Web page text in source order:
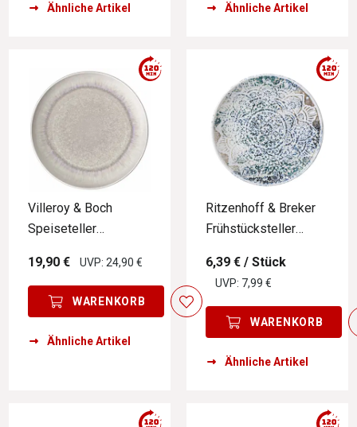
Ähnliche Artikel Ähnliche Artikel
Villeroy & Boch
Speiseteller
19,90 €
UVP: 24,90 €
WARENKORB
Ähnliche Artikel
Ritzenhoff & Breker
Frühstücksteller
6,39 € / Stück
UVP: 7,99 €
WARENKORB
Ähnliche Artikel